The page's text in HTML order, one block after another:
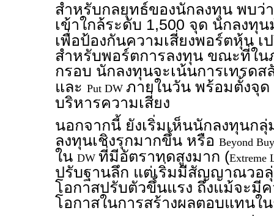
สำหรับกลยุทธ์ของนักลงทุน พบว่
เข้าใกล้ระดับ 1,500 จุด นักลงทุ
เพื่อป้องกันความเสี่ยงพอร์ตหุ้น เ
สำหรับพอร์ตการลงทุน ขณะที่ใน
กรอบ นักลงทุนจะเน้นการเทรดส
และ Put DW ภายในวัน พร้อมตั้งจุด
บริหารความเสี่ยง
นอกจากนี้ ยังเริ่มเห็นนักลงทุนก
ลงทุนเชิงรุกมากขึ้น หรือ Beyond
ใน DW ที่มีอัตราทดสูงมาก (Extreme
ปรับฐานลึก แต่เริ่มมีสัญญาณวอ
โอกาสปรับตัวขึ้นแรง ถึงแม้จะมีค
โอกาสในการสร้างผลตอบแทนใ